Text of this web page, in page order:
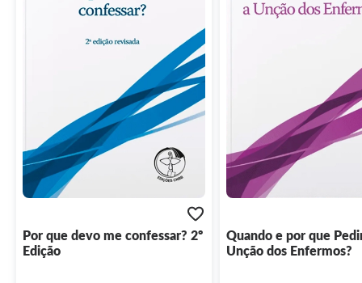
Por que devo me confessar? 2º
Edição
Quando e por que
Unção dos Enfermos?